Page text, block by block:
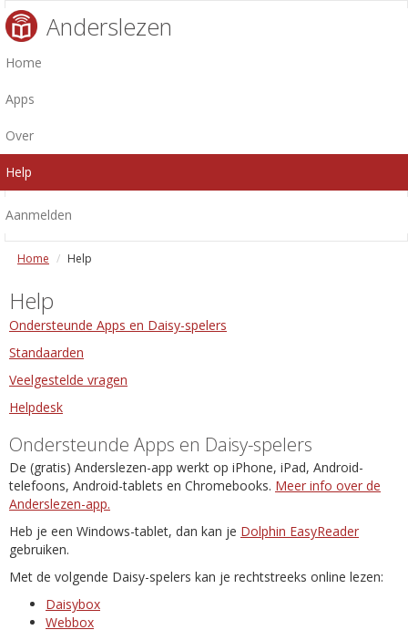
Anderslezen
Home
Apps
Over
Help
Aanmelden
Home Help
Help
Ondersteunde Apps en Daisy-spelers
Standaarden
Veelgestelde vragen
Helpdesk
Ondersteunde Apps en Daisy-spelers
De (gratis) Anderslezen-app werkt op iPhone, iPad, Android-
telefoons, Android-tablets en Chromebooks. Meer info over de
Anderslezen-app.
Heb je een Windows-tablet, dan kan je Dolphin EasyReader
gebruiken.
Met de volgende Daisy-spelers kan je rechtstreeks online lezen:
Daisybox
Webbox